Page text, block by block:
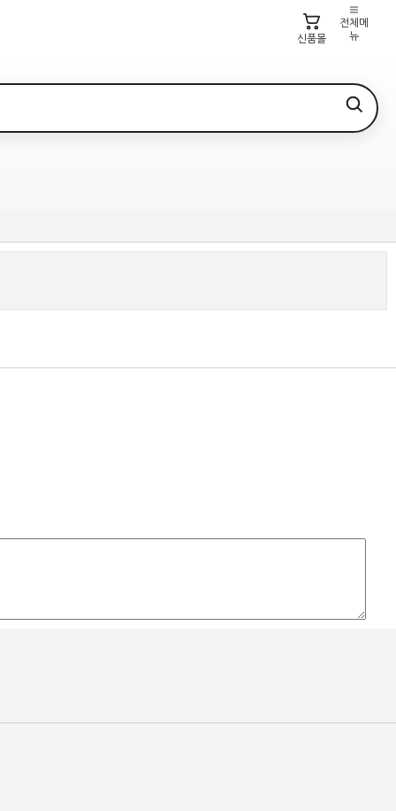
신품몰
전체메
뉴